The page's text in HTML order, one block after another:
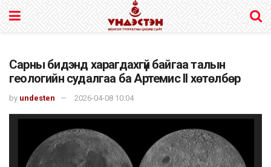
Сарны бидэнд харагдахгүй байгаа талын
геологийн судалгаа ба Артемис II хөтөлбөр
by undesten 2026-04-08 10:04